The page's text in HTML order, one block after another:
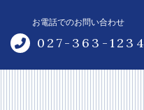
お電話でのお問い合わせ
027-363-1234